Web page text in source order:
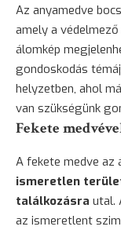
Az anyamedve
amely a
álomkép
gondoskodás
helyzetben, ahol
van szükségünk
Fekete
A fekete medve az
ismeretlen
találkozásra utal.
az ismeretlent